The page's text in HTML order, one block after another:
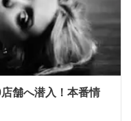
舗へ潜入！本番情